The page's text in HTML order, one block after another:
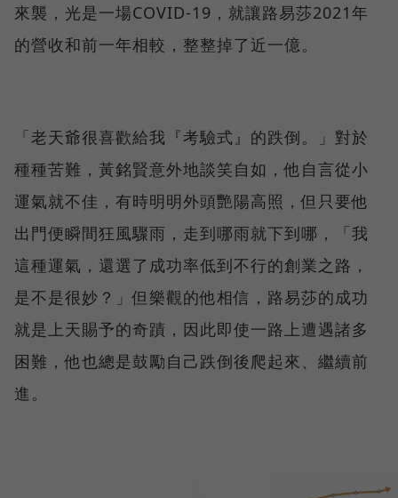
來襲，光是一場COVID-19，就讓路易莎2021年
的營收和前一年相較，整整掉了近一億。
「老天爺很喜歡給我『考驗式』的跌倒。」對於
種種苦難，黃銘賢意外地談笑自如，他自言從小
運氣就不佳，有時明明外頭艷陽高照，但只要他
出門便瞬間狂風驟雨，走到哪雨就下到哪，「我
這種運氣，還選了成功率低到不行的創業之路，
是不是很妙？」但樂觀的他相信，路易莎的成功
就是上天賜予的奇蹟，因此即使一路上遭遇諸多
困難，他也總是鼓勵自己跌倒後爬起來、繼續前
進。